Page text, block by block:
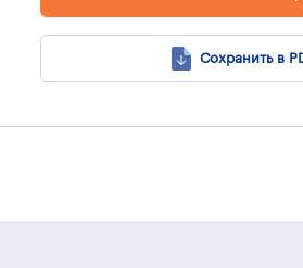
Сохранить в